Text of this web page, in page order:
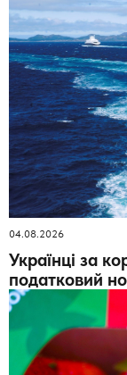
04.08.2026
Українці за
податковий